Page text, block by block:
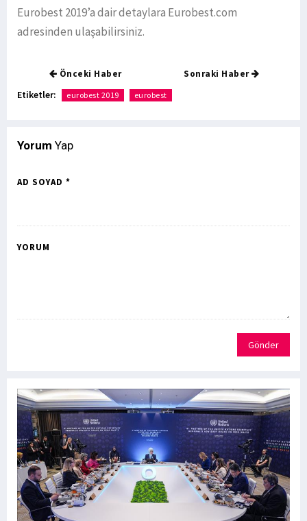
Eurobest 2019’a dair detaylara Eurobest.com
adresinden ulaşabilirsiniz.
Önceki Haber Sonraki Haber
Etiketler: eurobest 2019 eurobest
Yorum Yap
AD SOYAD *
YORUM
Gönder